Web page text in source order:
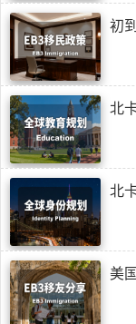
初
北
北
美